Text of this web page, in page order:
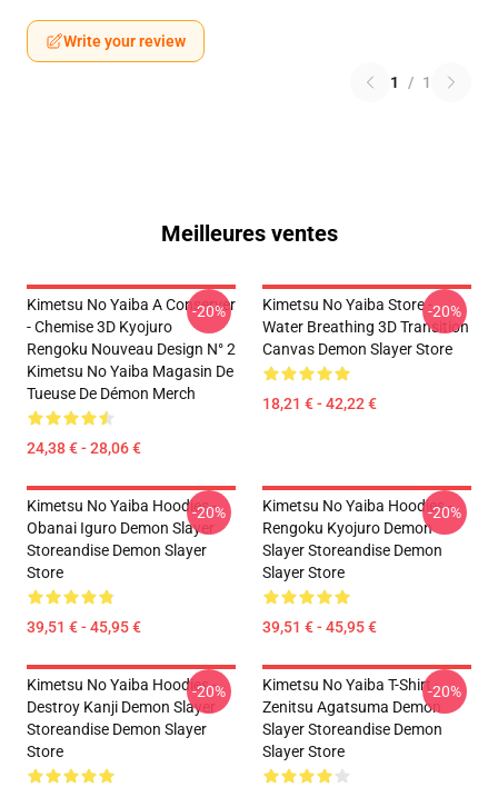
Write your review
1 / 1
Meilleures ventes
Kimetsu No Yaiba A Conserver
- Chemise 3D Kyojuro
Rengoku Nouveau Design N° 2
Kimetsu No Yaiba Magasin De
Tueuse De Démon Merch
24,38 € - 28,06 €
-20%
Kimetsu No Yaiba Store -
Water Breathing 3D Transition
Canvas Demon Slayer Store
18,21 € - 42,22 €
-20%
Kimetsu No Yaiba Hoodies -
Obanai Iguro Demon Slayer
Storeandise Demon Slayer
Store
39,51 € - 45,95 €
-20%
Kimetsu No Yaiba Hoodies -
Rengoku Kyojuro Demon
Slayer Storeandise Demon
Slayer Store
39,51 € - 45,95 €
-20%
Kimetsu No Yaiba Hoodies -
Destroy Kanji Demon Slayer
Storeandise Demon Slayer
Store
-20%
Kimetsu No Yaiba T-Shirt -
Zenitsu Agatsuma Demon
Slayer Storeandise Demon
Slayer Store
-20%